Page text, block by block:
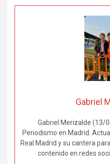
Gabriel
Gabriel Merizalde (13/
Periodismo en Madrid.
Real Madrid y su cantera
contenido en redes